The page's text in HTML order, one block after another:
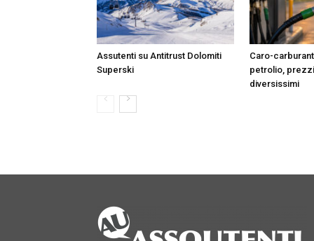
Assutenti su Antitrust Dolomiti
Superski
Caro-
petrolio,
diversissimi